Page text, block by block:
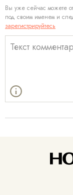
Вы уже сейчас можете
под своим именем и
зарегистрируйтесь